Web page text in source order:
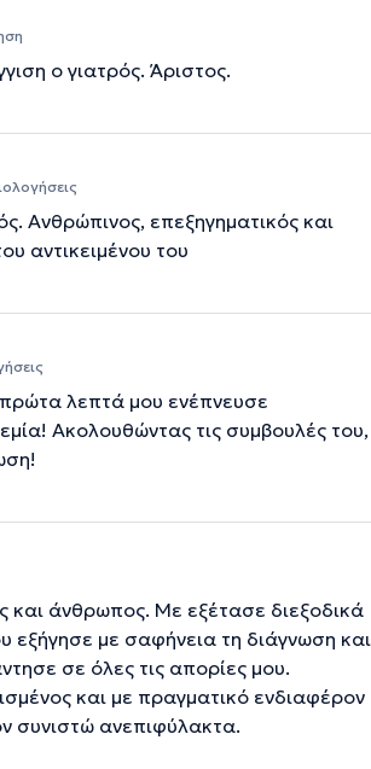
ο γιατρός. Άριστος.
Ανθρώπινος, επεξηγηματικός και
αντικειμένου του
λεπτά μου ενέπνευσε
Ακολουθώντας τις συμβουλές του,
και άνθρωπος. Με εξέτασε διεξοδικά
εξήγησε με σαφήνεια τη διάγνωση και
σε όλες τις απορίες μου.
και με πραγματικό ενδιαφέρον
συνιστώ ανεπιφύλακτα.